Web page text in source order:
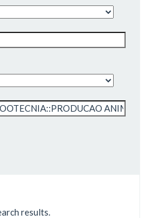
results.